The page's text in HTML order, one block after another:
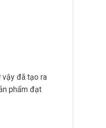
vậy đã tạo ra
phẩm đạt